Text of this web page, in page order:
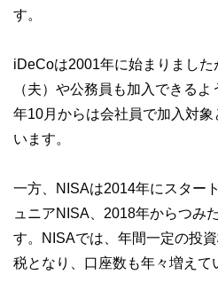
す。
iDeCoは2001年に始まりまし
（夫）や公務員も加入できる
年10月からは会社員で加入対
います。
一方、NISAは2014年にスター
ュニアNISA、2018年からつみ
す。NISAでは、年間一定の投
税となり、口座数も年々増えて